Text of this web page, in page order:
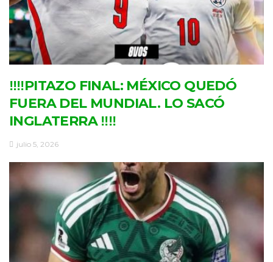
‼‼PITAZO FINAL: MÉXICO QUEDÓ
FUERA DEL MUNDIAL. LO SACÓ
INGLATERRA ‼‼
julio 5, 2026